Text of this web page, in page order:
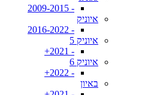
- 2009-2015
איוניק
- 2016-2022
איוניק 5
- 2021+
איוניק 6
- 2022+
באיון